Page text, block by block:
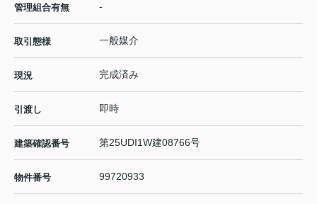
管理組合有無 -
取引態様 一般媒介
現況 完成済み
引渡し 即時
建築確認番号 第25UDI1W建08766号
物件番号 99720933